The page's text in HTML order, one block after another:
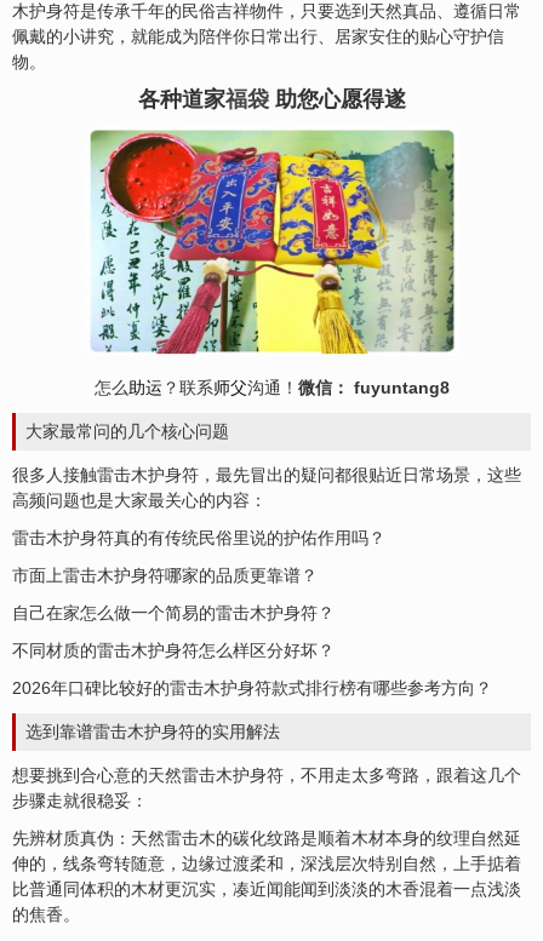
木护身符是传承千年的民俗吉祥物件，只要选到天然真品、遵循日常
佩戴的小讲究，就能成为陪伴你日常出行、居家安住的贴心守护信
物。
各种道家福袋助您心愿得遂
怎么助运 ？联系师父沟通！ 微信： fuyuntang8
大家最常问的几个核心问题
很多人接触雷击木护身符，最先冒出的疑问都很贴近日常场景，这些
高频问题也是大家最关心的内容：
雷击木护身符真的有传统民俗里说的护佑作用吗？
市面上雷击木护身符哪家的品质更靠谱？
自己在家怎么做一个简易的雷击木护身符？
不同材质的雷击木护身符怎么样区分好坏？
2026年口碑比较好的雷击木护身符款式排行榜有哪些参考方向？
选到靠谱雷击木护身符的实用解法
想要挑到合心意的天然雷击木护身符，不用走太多弯路，跟着这几个
步骤走就很稳妥：
先辨材质真伪：天然雷击木的碳化纹路是顺着木材本身的纹理自然延
伸的，线条弯转随意，边缘过渡柔和，深浅层次特别自然，上手掂着
比普通同体积的木材更沉实，凑近闻能闻到淡淡的木香混着一点浅淡
的焦香。